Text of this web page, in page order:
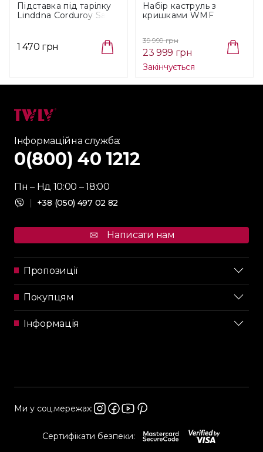
Підставка під тарілку
Linddna Corduroy Sand,
1 470 грн
Набір каструль з
кришками WMF
5290)
39 999 грн
23 999 грн
Закінчується
Інформаційна служба:
0(800) 40 1212
Пн – Нд 10:00 – 18:00
| +38 (050) 497 02 82
Написати нам
Пропозиції
Покупцям
Інформація
Сертифікати безпеки:
Ми у соц.мережах: